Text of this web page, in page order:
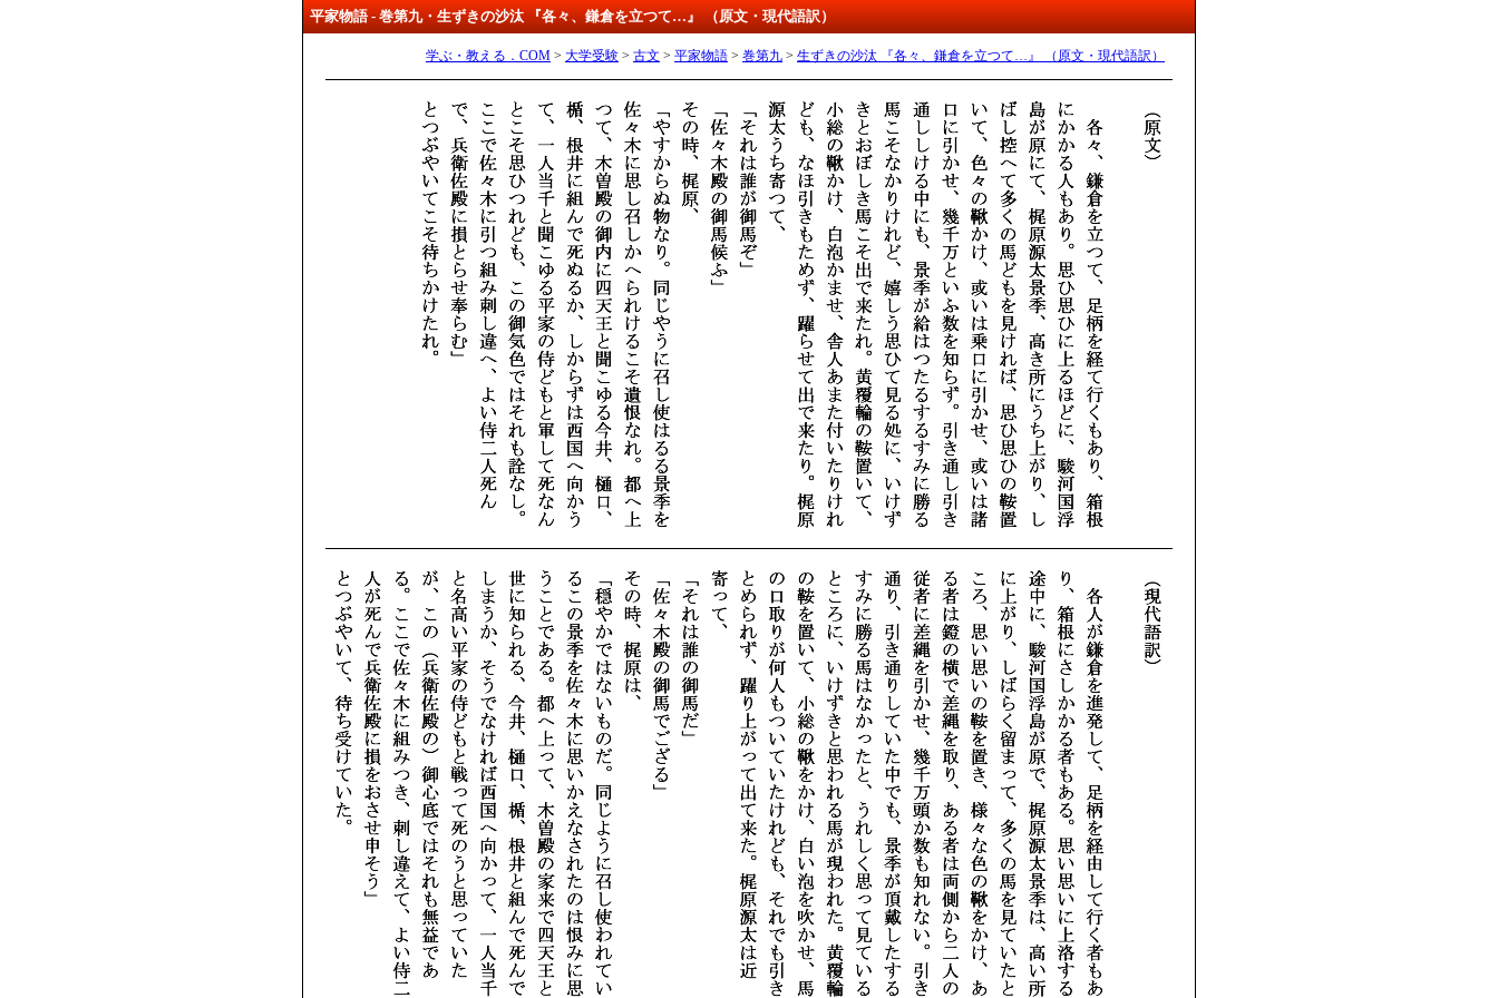
平家物語 - 巻第九・生ずきの沙汰 『各々、鎌倉を立つて…』 （原文・現代語訳）
学ぶ・教える．COM > 大学受験 > 古文 > 平家物語 > 巻第九 > 生ずきの沙汰 『各々、鎌倉を立つて…』 （原文・現代語訳）